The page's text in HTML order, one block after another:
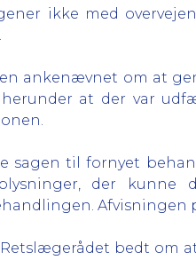
ikke med
ankenævnet om at
at der var
sagen til fornyet
der kunne
bedt om